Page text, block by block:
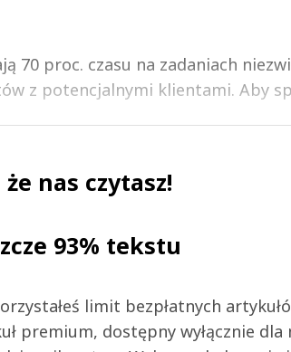
70 proc. czasu na zadaniach
z potencjalnymi klientami. Aby
nas czytasz!
93% tekstu
limit bezpłatnych
premium, dostępny wyłącznie dla